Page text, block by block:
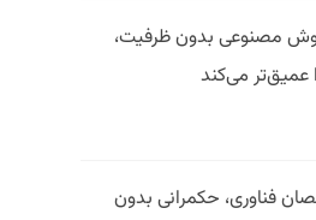
مصنوعی بدون ظرفیت،
می‌کند
فناوری، حکمرانی بدون